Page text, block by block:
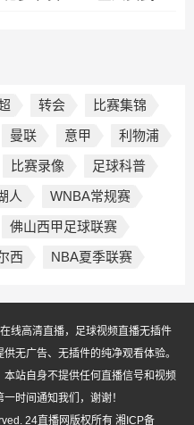
转会
比赛集锦
曼联 意甲
利物浦
比赛录像
足球科普
人
WNBA常规赛
佛山西甲足球联赛
西 NBA夏季联赛
线高清直播，足球视频直播无插件
无广告、无插件的纯净观看体验。
站自身不提供任何直播信号和视频
时间通知我们，谢谢！
24直播网版权所有 湘ICP备